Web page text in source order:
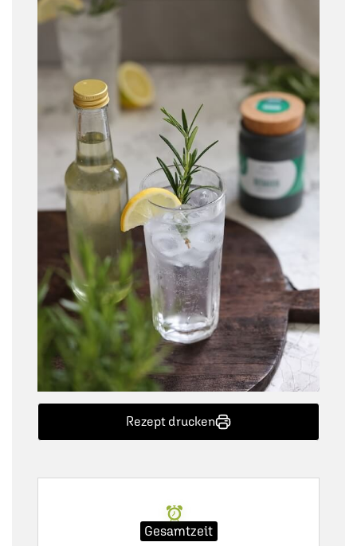
Rezept drucken
Gesamtzeit